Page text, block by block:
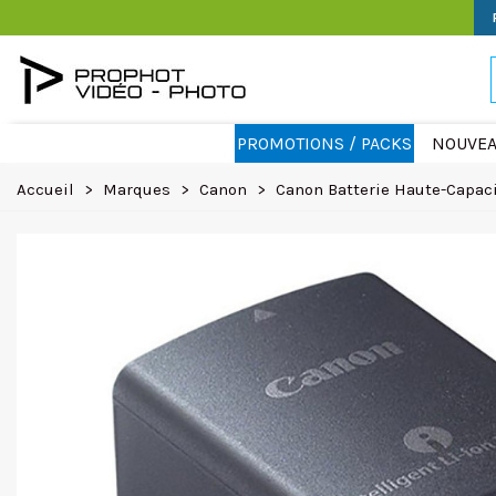
PROMOTIONS / PACKS
Accueil > Marques > Canon > Canon Batterie Haute-